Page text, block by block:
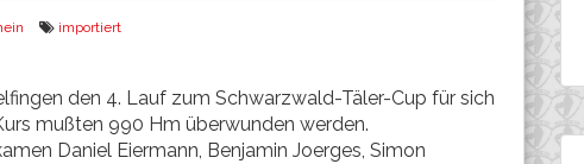
importiert
den 4. Lauf zum Schwarzwald-Täler-Cup für sich
mußten 990 Hm überwunden werden.
Daniel Eiermann, Benjamin Joerges, Simon